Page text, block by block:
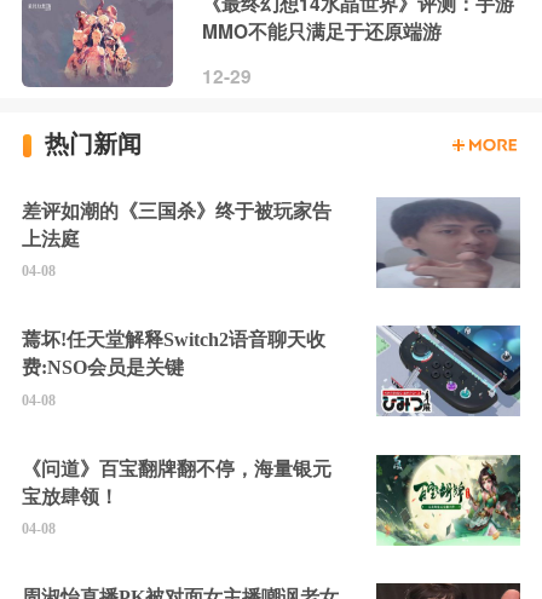
MMO不能只满足于还原端游
12-29
热门新闻
差评如潮的《三国杀》终于被玩家告
上法庭
04-08
蔫坏!任天堂解释Switch2语音聊天收
费:NSO会员是关键
04-08
《问道》百宝翻牌翻不停，海量银元
宝放肆领！
04-08